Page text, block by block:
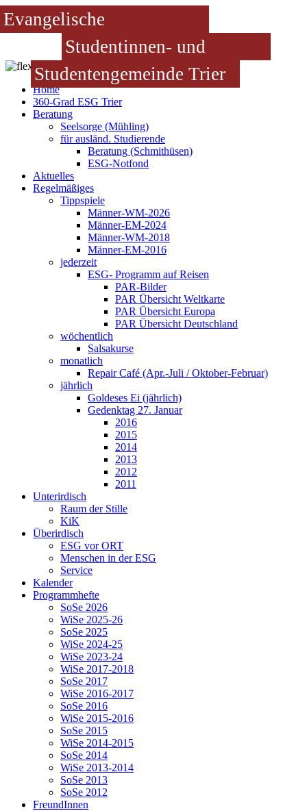
Evangelische
Studentinnen- und
Studentengemeinde Trier
Home
360-Grad ESG Trier
Beratung
Seelsorge (Mühling)
für ausländ. Studierende
Beratung (Schmithüsen)
ESG-Notfond
Aktuelles
Regelmäßiges
Tippspiele
Männer-WM-2026
Männer-EM-2024
Männer-WM-2018
Männer-EM-2016
jederzeit
ESG- Programm auf Reisen
PAR-Bilder
PAR Übersicht Weltkarte
PAR Übersicht Europa
PAR Übersicht Deutschland
wöchentlich
Salsakurse
monatlich
Repair Café (Apr.-Juli / Oktober-Februar)
jährlich
Goldeses Ei (jährlich)
Gedenktag 27. Januar
2016
2015
2014
2013
2012
2011
Unterirdisch
Raum der Stille
KiK
Überirdisch
ESG vor ORT
Menschen in der ESG
Service
Kalender
Programmhefte
SoSe 2026
WiSe 2025-26
SoSe 2025
WiSe 2024-25
WiSe 2023-24
WiSe 2017-2018
SoSe 2017
WiSe 2016-2017
SoSe 2016
WiSe 2015-2016
SoSe 2015
WiSe 2014-2015
SoSe 2014
WiSe 2013-2014
SoSe 2013
SoSe 2012
FreundInnen